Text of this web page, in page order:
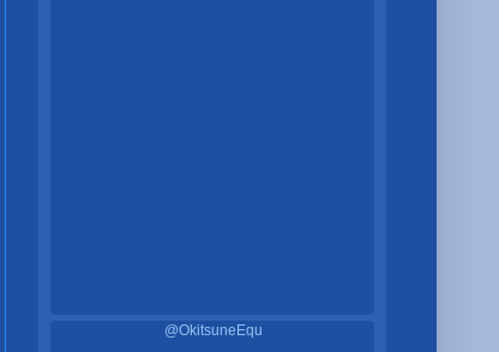
@OkitsuneEqu